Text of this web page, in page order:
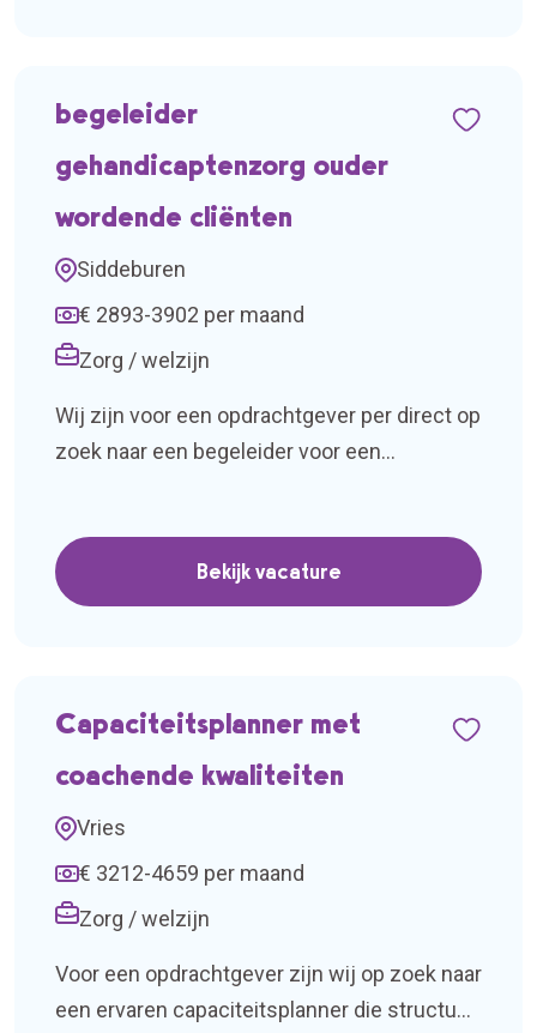
begeleider
gehandicaptenzorg ouder
wordende cliënten
Siddeburen
€ 2893-3902 per maand
Zorg / welzijn
Wij zijn voor een opdrachtgever per direct op
zoek naar een begeleider voor een
Het gaat om een opdracht van 32 uur per
week, in ieder geval tot eind september. Als
nachtdiensten. […]
Bekijk vacature
Capaciteitsplanner met
coachende kwaliteiten
Vries
€ 3212-4659 per maand
Zorg / welzijn
Voor een opdrachtgever zijn wij op zoek naar
een ervaren capaciteitsplanner die structuur